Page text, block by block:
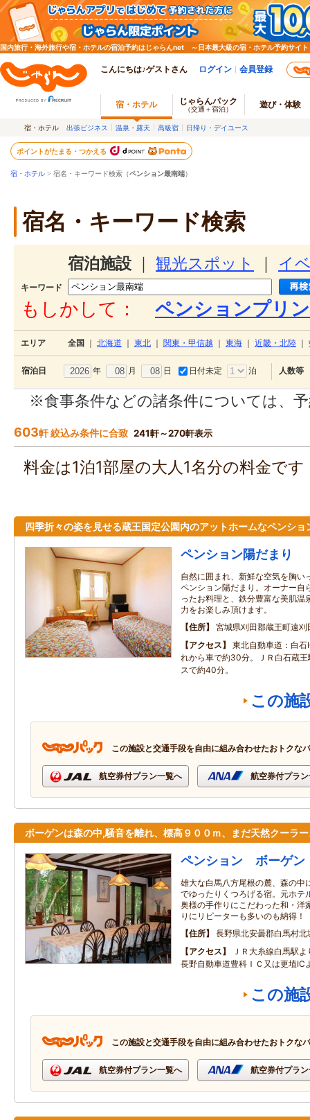
国内旅行・海外旅行や宿・ホテルの宿泊予約はじゃらんnet ～日本最大級の宿・ホテル予約サイト
こんにちは♪ゲストさん ログイン 会員登録
宿・ホテル じゃらんパック
（交通＋宿泊） 遊び・体験
宿・ホテル 出張ビジネス 温泉・露天 高級宿 日帰り・デイユース
ポイントがたまる・つかえる
宿・ホテル > 宿名・キーワード検索（ペンション最南端）
宿名・キーワード検索
宿泊施設 観光スポット イ
キーワード
もしかして： ペンションプリ
エリア 全国 北海道 東北 関東・甲信越 東海 近畿・北陸
宿泊日 年 月 日 日付未定 泊 人数等
※食事条件などの諸条件については、
603軒 絞込み条件に合致 241軒～270軒表示
料金は1泊1部屋の大人1名分の料金で
四季折々の姿を見せる蔵王国定公園内のアットホームなペンショ
ペンション陽だまり
自然に囲まれ、新鮮な空気を胸い
ペンション陽だまり。オーナー自
ったお料理と、鉄分豊富な美肌温
力をお楽しみ頂けます。
住所
宮城県刈田郡蔵王町遠
アクセス
東北自動車道：白
れから車で約30分。ＪＲ白石蔵
スで約40分。
この施
この施設と交通手段を自由に組み合わせたおトクな
航空券付プラン一覧へ 航空券付プラ
ボーゲンは森の中,騒音を離れ、標高９００ｍ、まだ天然クーラー
ペンション ボーゲン
雄大な白馬八方尾根の麓、森の中
でゆったりくつろげる宿。元ホテ
奥様の手作りにこだわった和・洋
りにリピーターも多いのも納得！
住所
長野県北安曇郡白馬村
アクセス
ＪＲ大糸線白馬駅
長野自動車道豊科ＩＣ又は更埴IC
この施
この施設と交通手段を自由に組み合わせたおトクな
航空券付プラン一覧へ 航空券付プラ